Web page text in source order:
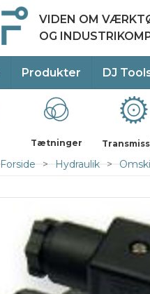
VIDEN OM
OG
Produkter DJ
Tætninger
Forside Hydraulik